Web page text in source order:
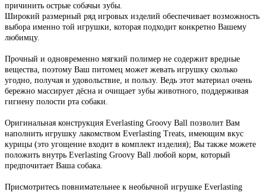
причинить острые собачьи зубы.
Широкий размерный ряд игровых изделий обеспечивает возможность
выбора именно той игрушки, которая подходит конкретно Вашему
любимцу.
Прочный и одновременно мягкий полимер не содержит вредные
вещества, поэтому Ваш питомец может жевать игрушку сколько
угодно, получая и удовольствие, и пользу. Ведь этот материал очень
бережно массирует дёсна и очищает зубы животного, поддерживая
гигиену полости рта собаки.
Оригинальная конструкция Everlasting Groovy Ball позволит Вам
наполнить игрушку лакомством Everlasting Treats, имеющим вкус
курицы (это угощение входит в комплект изделия); Вы также можете
положить внутрь Everlasting Groovy Ball любой корм, который
предпочитает Ваша собака.
Присмотритесь повнимательнее к необычной игрушке Everlasting